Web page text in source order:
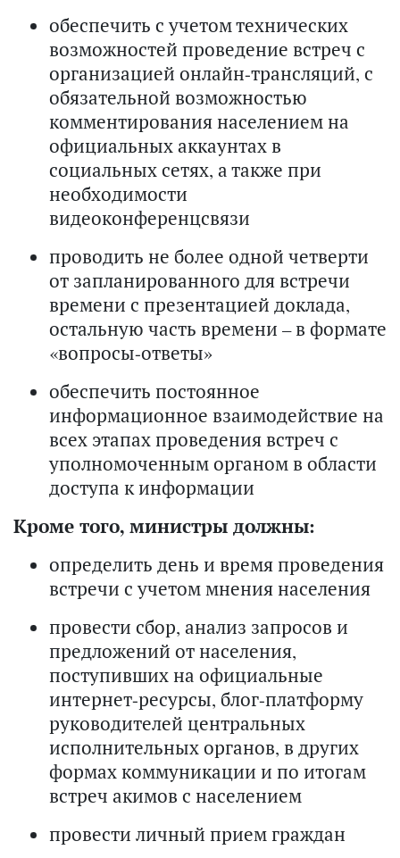
обеспечить с учетом технических
возможностей проведение встреч с
организацией онлайн-трансляций, с
обязательной возможностью
комментирования населением на
официальных аккаунтах в
социальных сетях, а также при
необходимости
видеоконференцсвязи
проводить не более одной четверти
от запланированного для встречи
времени с презентацией доклада,
остальную часть времени – в формате
«вопросы-ответы»
обеспечить постоянное
информационное взаимодействие на
всех этапах проведения встреч с
уполномоченным органом в области
доступа к информации
Кроме того, министры должны:
определить день и время проведения
встречи с учетом мнения населения
провести сбор, анализ запросов и
предложений от населения,
поступивших на официальные
интернет-ресурсы, блог-платформу
руководителей центральных
исполнительных органов, в других
формах коммуникации и по итогам
встреч акимов с населением
провести личный прием граждан